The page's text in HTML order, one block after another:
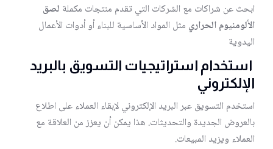
ابحث عن شراكات مع الشركات التي تقدم منتجات مكملة لصق
الألومنيوم الحراري مثل المواد الأساسية للبناء أو أدوات الأعمال
اليدوية
استخدام استراتيجيات التسويق بالبريد
الإلكتروني
استخدم التسويق عبر البريد الإلكتروني لإبقاء العملاء على اطلاع
بالعروض الجديدة والتحديثات. هذا يمكن أن يعزز من العلاقة مع
العملاء ويزيد المبيعات.